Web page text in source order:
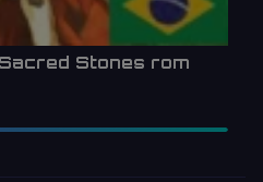
Stones rom